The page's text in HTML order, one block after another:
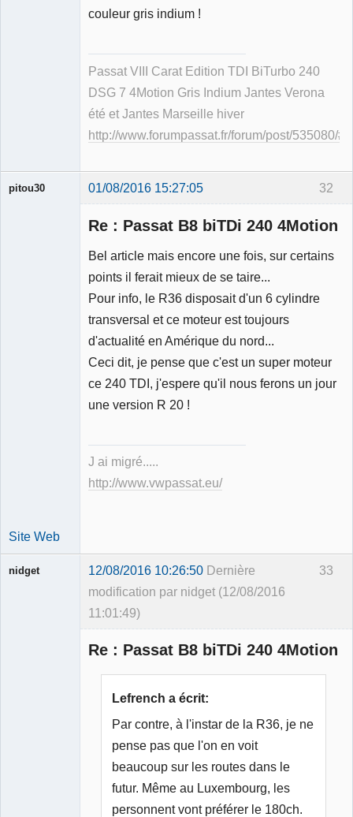
couleur gris indium !
Passat VIII Carat Edition TDI BiTurbo 240
DSG 7 4Motion Gris Indium Jantes Verona
été et Jantes Marseille hiver
http://www.forumpassat.fr/forum/post/535080/
32
pitou30 01/08/2016 15:27:05
Re : Passat B8 biTDi 240 4Motion
Bel article mais encore une fois, sur certains
points il ferait mieux de se taire...
Pour info, le R36 disposait d'un 6 cylindre
transversal et ce moteur est toujours
d'actualité en Amérique du nord...
Ceci dit, je pense que c'est un super moteur
ce 240 TDI, j'espere qu'il nous ferons un jour
une version R 20 !
J ai migré.....
http://www.vwpassat.eu/
Site Web
33
nidget 12/08/2016 10:26:50 Dernière
modification par nidget (12/08/2016
11:01:49)
Re : Passat B8 biTDi 240 4Motion
Lefrench a écrit:
Par contre, à l'instar de la R36, je ne
pense pas que l'on en voit
beaucoup sur les routes dans le
futur. Même au Luxembourg, les
personnent vont préférer le 180ch.